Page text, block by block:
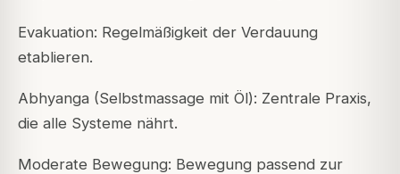
Evakuation: Regelmäßigkeit der Verdauung
etablieren.
Abhyanga (Selbstmassage mit Öl): Zentrale Praxis,
die alle Systeme nährt.
Moderate Bewegung: Bewegung passend zur